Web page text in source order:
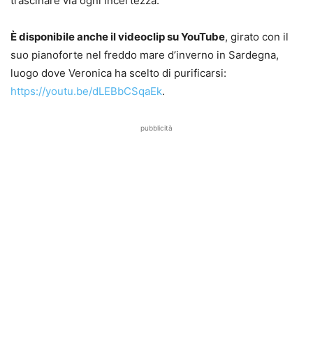
È disponibile anche il videoclip su YouTube, girato con il
suo pianoforte nel freddo mare d’inverno in Sardegna,
luogo dove Veronica ha scelto di purificarsi:
https://youtu.be/dLEBbCSqaEk.
pubblicità